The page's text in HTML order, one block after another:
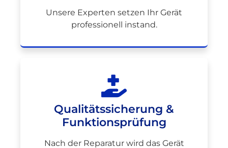
Unsere Experten setzen Ihr Gerät
professionell instand.
Qualitätssicherung &
Funktionsprüfung
Nach der Reparatur wird das Gerät